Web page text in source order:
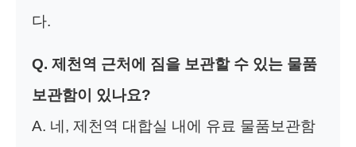
다.
Q. 제천역 근처에 짐을 보관할 수 있는 물품
보관함이 있나요?
A. 네, 제천역 대합실 내에 유료 물품보관함